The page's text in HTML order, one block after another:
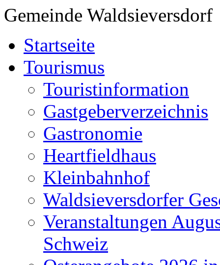
Gemeinde Waldsieversdorf
Startseite
Tourismus
Touristinformation
Gastgeberverzeichnis
Gastronomie
Heartfieldhaus
Kleinbahnhof
Waldsieversdorfer
Veranstaltungen
Schweiz